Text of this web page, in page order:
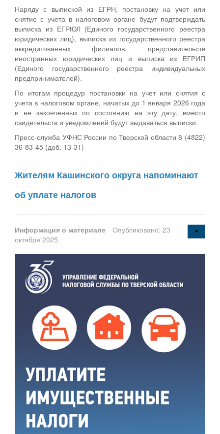
Наряду с выпиской из ЕГРН, постановку на учет или
снятие с учета в налоговом органе будут подтверждать
выписка из ЕГРЮЛ (Единого государственного реестра
юридических лиц), выписка из государственного реестра
аккредитованных филиалов, представительств
иностранных юридических лиц и выписка из ЕГРИП
(Единого государственного реестра индивидуальных
предпринимателей).
По итогам процедур постановки на учет или снятия с
учета в налоговом органе, начатых до 1 января 2026 года
и не законченных по состоянию на эту дату, вместо
свидетельств и уведомлений будут выдаваться выписки.
Пресс-служба УФНС России по Тверской области 8 (4822)
36-83-45 (доб. 13-31)
Жителям Кашинского округа напоминают
об уплате налогов
Информация о материале
Опубликовано: 23
октября 2025